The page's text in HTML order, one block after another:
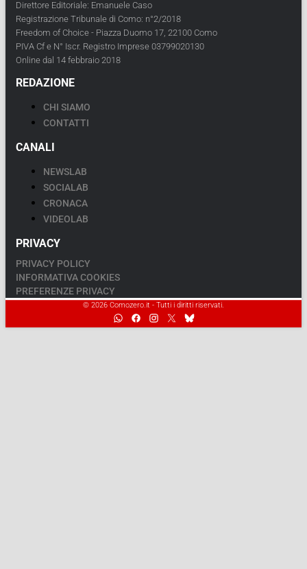
Direttore Editoriale: Emanuele Caso
Registrazione Tribunale di Como: n°2/2018
Freedom of Choice - Piazza Duomo 17, 22100 Como
PIVA Cf e N° Iscr. Registro Imprese 03799020130
Online dal 14 febbraio 2018
REDAZIONE
CHI SIAMO
CONTATTI
CANALI
NEWSLAB
SOCIALAB
CRONACA
VIDEOLAB
PRIVACY
PRIVACY POLICY
INFORMATIVA COOKIES
PREFERENZE PRIVACY
© 2026 Comozero.it - Tutti i diritti riservati.